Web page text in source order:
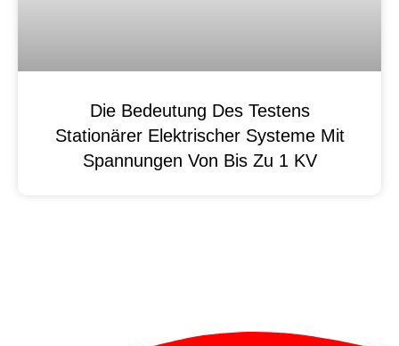
Die Bedeutung Des Testens
Stationärer Elektrischer Systeme Mit
Spannungen Von Bis Zu 1 KV